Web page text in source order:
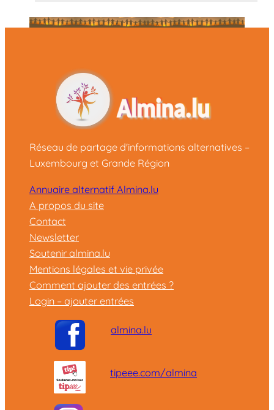
Réseau de partage d'informations alternatives –
Luxembourg et Grande Région
Annuaire alternatif Almina.lu
A propos du site
Contact
Newsletter
Soutenir almina.lu
Mentions légales et vie privée
Comment ajouter des entrées ?
Login – ajouter entrées
almina.lu
tipeee.com/almina